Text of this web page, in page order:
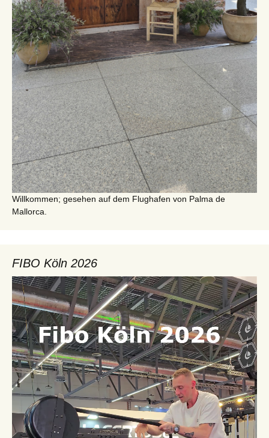
Willkommen; gesehen auf dem Flughafen von Palma de
Mallorca.
FIBO Köln 2026
Video-
Player